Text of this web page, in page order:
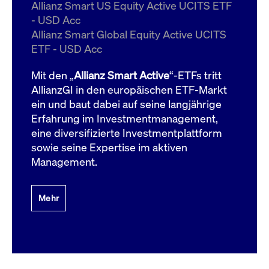
Allianz Smart US Equity Active UCITS ETF
- USD Acc
Allianz Smart Global Equity Active UCITS
ETF - USD Acc
Mit den „Allianz Smart Active“-ETFs tritt
AllianzGI in den europäischen ETF-Markt
ein und baut dabei auf seine langjährige
Erfahrung im Investmentmanagement,
eine diversifizierte Investmentplattform
sowie seine Expertise im aktiven
Management.
Mehr
ApplicationGatewayAffinityCORS
boerse.com
Domain
bis